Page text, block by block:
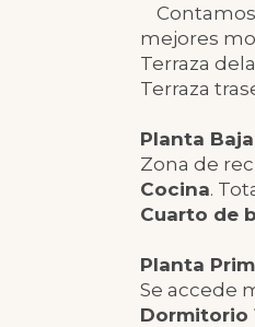
mejores
Terraza
Terraza
Planta
Zona de
Cocina.
Cuarto de
Planta
Se accede
Dormitorio